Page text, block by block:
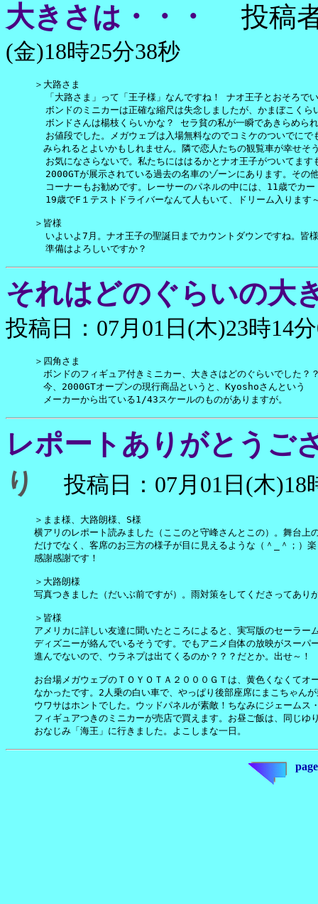
大きさは・・・ 投稿
(金)18時25分38秒
＞大路さま
「大路さま」って「王子様」なんですね！ ナオ王子とおそろで
ボンドのミニカーは正確な縮尺は失念しましたが、かまぼこくら
ボンドさんは楊枝くらいかな？ セラ貧の私が一瞬であきらめら
お値段でした。メガウェブは入場無料なのでコミケのついでにで
みられるとよいかもしれません。隣で恋人たちの観覧車が幸せそ
お気になさらないで。私たちにははるかとナオ王子がついてます
2000GTが展示されている過去の名車のゾーンにあります。その
コーナーもお勧めです。レーサーのパネルの中には、11歳でカー
19歳でF１テストドライバーなんて人もいて、ドリーム入ります
＞皆様
いよいよ7月。ナオ王子の聖誕日までカウントダウンですね。皆
  準備はよろしいですか？
それはどのぐらいの大
投稿日：07月01日(木)23時14
＞四角さま
ボンドのフィギュア付きミニカー、大きさはどのぐらいでした？
今、2000GTオープンの現行商品というと、Kyoshoさんという
メーカーから出ている1/43スケールのものがありますが。
レポートありがとうご
り 投稿日：07月01日(木)18
＞まま様、大路朗様、S様
横アリのレポート読みました（ここのと守峰さんとこの）。舞台上
だけでなく、客席のお三方の様子が目に見えるような（＾_＾；）
感謝感謝です！
＞大路朗様
写真つきました（だいぶ前ですが）。雨対策をしてくださってあり
＞皆様
アメリカに詳しい友達に聞いたところによると、実写版のセーラー
ディズニーが絡んでいるそうです。でもアニメ自体の放映がスーパ
進んでないので、ウラネプは出てくるのか？？？だとか。出せ～！
お台場メガウェブのＴＯＹＯＴＡ２０００ＧＴは、黄色くなくてオ
なかったです。2人乗の白い車で、やっぱり後部座席にまこちゃん
ウワサはホントでした。ウッドパネルが素敵！ちなみにジェームス
フィギュアつきのミニカーが売店で買えます。お昼ご飯は、同じゆ
おなじみ「海王」に行きました。よこしまな一日。